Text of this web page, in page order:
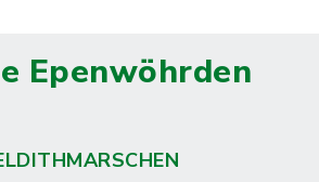
Epenwöhrden